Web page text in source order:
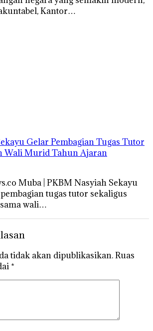
Kantor…
Gelar Pembagian Tugas Tutor
Wali Murid Tahun Ajaran
Muba | PKBM Nasyiah Sekayu
tugas tutor sekaligus
wali…
tidak akan dipublikasikan.Ruas
*